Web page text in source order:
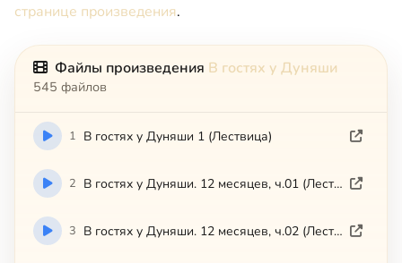
странице произведения.
Файлы произведения В гостях у Дуняши
545 файлов
1 В гостях у Дуняши 1 (Лествица)
2 В гостях у Дуняши. 12 месяцев, ч.01 (Лествица)
3 В гостях у Дуняши. 12 месяцев, ч.02 (Лествица)